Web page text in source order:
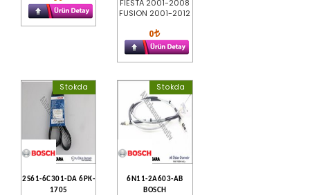
FIESTA 2001-2008
FUSION 2001-2012
0
Stokda
2S61-6C301-DA 6PK-
1705
Stokda
6N11-2A603-AB
BOSCH